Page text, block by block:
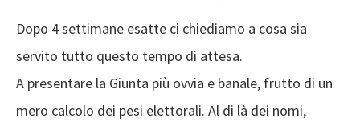
Dopo 4 settimane esatte ci chiediamo a cosa sia
servito tutto questo tempo di attesa.
A presentare la Giunta più ovvia e banale, frutto di un
mero calcolo dei pesi elettorali. Al di là dei nomi,